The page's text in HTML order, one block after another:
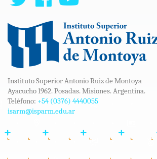
Instituto Superior Antonio Ruiz de Montoya
Ayacucho 1962. Posadas. Misiones. Argentina.
Teléfono: +54 (0376) 4440055
isarm@isparm.edu.ar